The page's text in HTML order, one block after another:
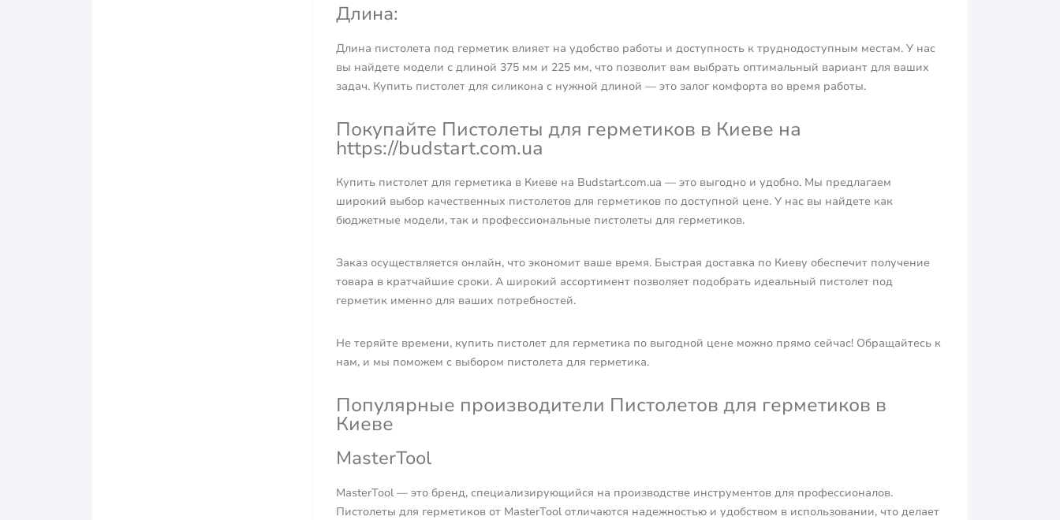
Длина:
Длина пистолета под герметик влияет на удобство работы и доступность к труднодоступным местам. У нас
вы найдете модели с длиной 375 мм и 225 мм, что позволит вам выбрать оптимальный вариант для ваших
задач. Купить пистолет для силикона с нужной длиной — это залог комфорта во время работы.
Покупайте Пистолеты для герметиков в Киеве на
https://budstart.com.ua
Купить пистолет для герметика в Киеве на Budstart.com.ua — это выгодно и удобно. Мы предлагаем
широкий выбор качественных пистолетов для герметиков по доступной цене. У нас вы найдете как
бюджетные модели, так и профессиональные пистолеты для герметиков.
Заказ осуществляется онлайн, что экономит ваше время. Быстрая доставка по Киеву обеспечит получение
товара в кратчайшие сроки. А широкий ассортимент позволяет подобрать идеальный пистолет под
герметик именно для ваших потребностей.
Не теряйте времени, купить пистолет для герметика по выгодной цене можно прямо сейчас! Обращайтесь к
нам, и мы поможем с выбором пистолета для герметика.
Популярные производители Пистолетов для герметиков в
Киеве
MasterTool
MasterTool — это бренд, специализирующийся на производстве инструментов для профессионалов.
Пистолеты для герметиков от MasterTool отличаются надежностью и удобством в использовании, что делает